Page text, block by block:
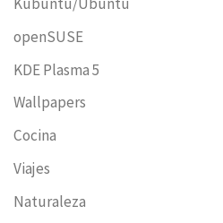
openSUSE
KDE Plasma 5
Wallpapers
Cocina
Viajes
Naturaleza